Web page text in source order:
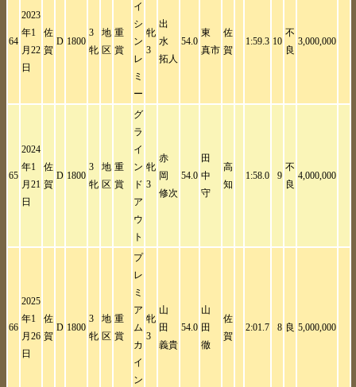
64
2023
年1
月22
日
佐
賀
D 1800
3
牝
地
区
重
賞
イ
シ
ン
レ
ミ
ー
牝
3
出
水
拓人
54.0
東
真市
佐
賀
1:59.3 10
不
良
3,000,000
65
2024
年1
月21
日
佐
賀
D 1800
3
牝
地
区
重
賞
グ
ラ
イ
ン
ド
ア
ウ
ト
牝
3
赤
岡
修次
54.0
田
中
守
高
知
1:58.0 9
不
良
4,000,000
66
2025
年1
月26
日
佐
賀
D 1800
3
牝
地
区
重
賞
プ
レ
ミ
ア
ム
カ
イ
ン
牝
3
山
田
義貴
54.0
山
田
徹
佐
賀
2:01.7 8 良 5,000,000